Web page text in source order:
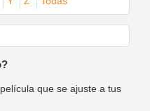
que se ajuste a tus